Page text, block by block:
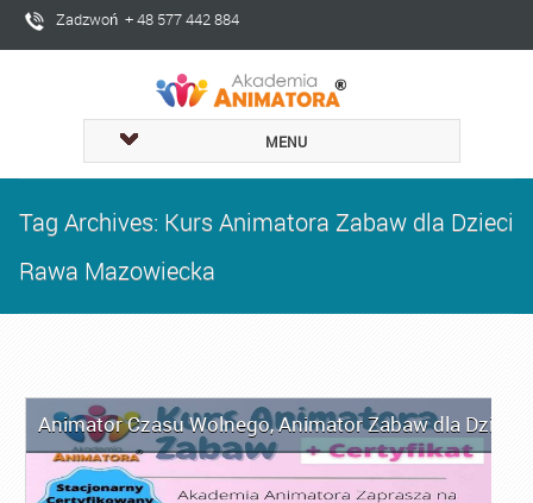
Zadzwoń + 48 577 442 884
MENU
Tag Archives: Kurs Animatora Zabaw dla Dzieci
Rawa Mazowiecka
Animator Czasu Wolnego,Animator Zabaw dla Dzieci